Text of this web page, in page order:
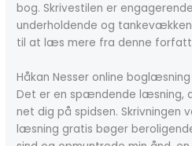
bog. Skrivestilen er
underholdende og
til at læs mere fra denne
Håkan Nesser online boglæsning
Det er en spændende læsning,
net dig på spidsen. Skrivningen
læsning gratis bøger